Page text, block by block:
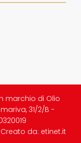
marchio di Olio
31/2/B -
Creato da: etinet.it